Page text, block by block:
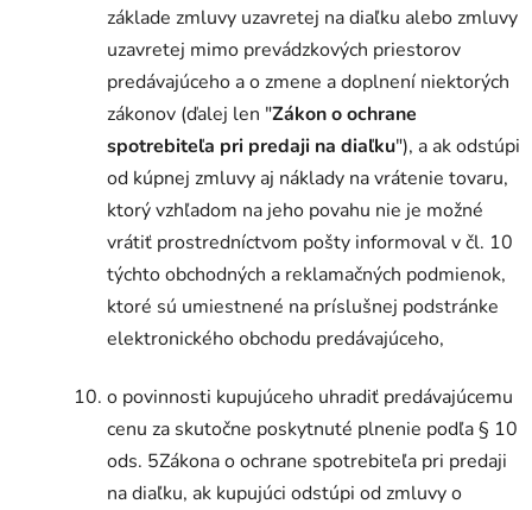
základe zmluvy uzavretej na diaľku alebo zmluvy
uzavretej mimo prevádzkových priestorov
predávajúceho a o zmene a doplnení niektorých
zákonov (ďalej len "Zákon o ochrane
spotrebiteľa pri predaji na diaľku"), a ak odstúpi
od kúpnej zmluvy aj náklady na vrátenie tovaru,
ktorý vzhľadom na jeho povahu nie je možné
vrátiť prostredníctvom pošty informoval v čl. 10
týchto obchodných a reklamačných podmienok,
ktoré sú umiestnené na príslušnej podstránke
elektronického obchodu predávajúceho,
o povinnosti kupujúceho uhradiť predávajúcemu
cenu za skutočne poskytnuté plnenie podľa § 10
ods. 5Zákona o ochrane spotrebiteľa pri predaji
na diaľku, ak kupujúci odstúpi od zmluvy o